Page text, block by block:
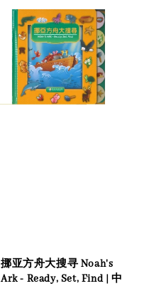
挪亚方舟大搜寻 Noah's
Ark - Ready, Set, Find | 中